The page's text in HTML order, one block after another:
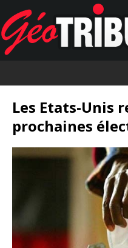
Les Etats-Unis
prochaines